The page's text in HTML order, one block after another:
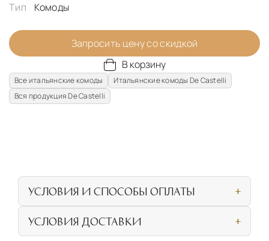
Тип
Комоды
Запросить цену со скидкой
В корзину
Все итальянские комоды
Итальянские комоды De Castelli
Вся продукция De Castelli
УСЛОВИЯ И СПОСОБЫ ОПЛАТЫ
личном посещении нашего салона
УСЛОВИЯ ДОСТАВКИ